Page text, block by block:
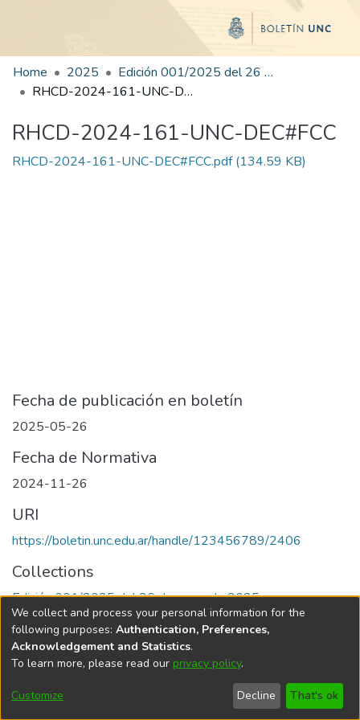
Home 2025
Edición 001/2025 del 26 de mayo de 2025
RHCD-2024-161-UNC-DEC#FCC
RHCD-2024-161-UNC-DEC#FCC
RHCD-2024-161-UNC-DEC#FCC.pdf(134.59 KB)
Fecha de publicación en boletín
2025-05-26
Fecha de Normativa
2024-11-26
URI
https://boletin.unc.edu.ar/handle/123456789/2406
Collections
Edición 001/2025 del 26 de mayo de 2025
Universidad Nacional de Córdoba
We collect and process your personal information for the
following purposes: Authentication, Preferences,
Acknowledgement and Statistics.
To learn more, please read our privacy policy.
Customize Decline That's ok